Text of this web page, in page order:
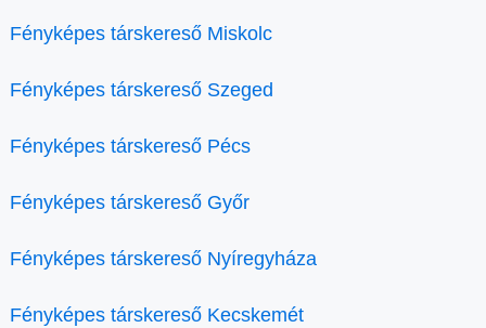
Fényképes társkereső Miskolc
Fényképes társkereső Szeged
Fényképes társkereső Pécs
Fényképes társkereső Győr
Fényképes társkereső Nyíregyháza
Fényképes társkereső Kecskemét